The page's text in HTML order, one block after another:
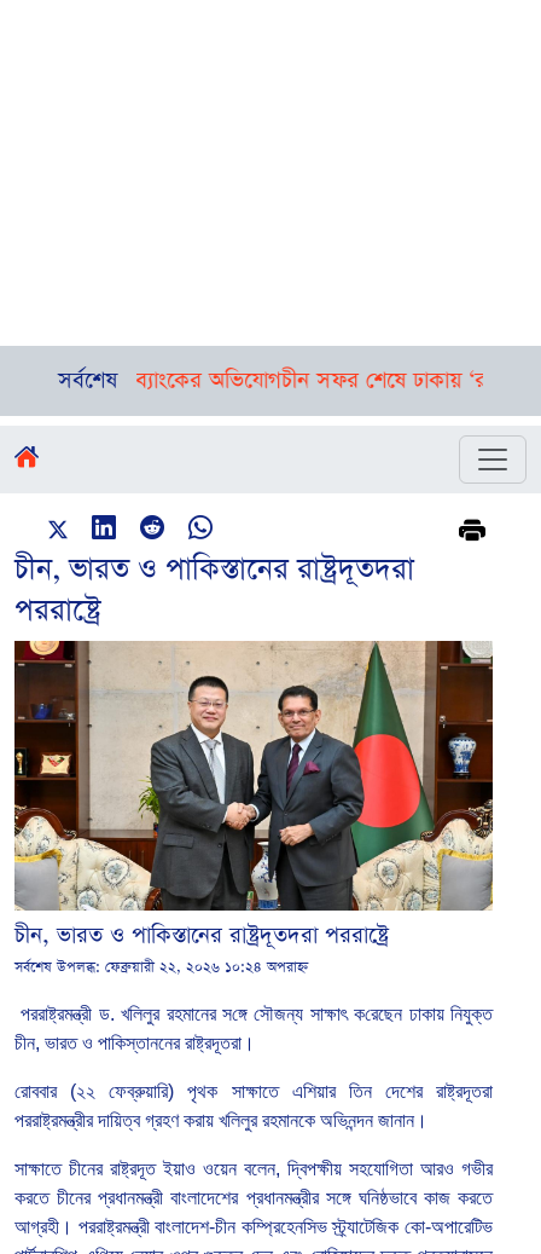
সর্বশেষ
ব্যাংকের অভিযোগচীন সফর শেষে ঢাকায় ‘র’ প্রধান পরাগ
চীন, ভারত ও পাকিস্তানের রাষ্ট্রদূতদরা
পররাষ্ট্রে
চীন, ভারত ও পাকিস্তানের রাষ্ট্রদূতদরা পররাষ্ট্রে
সর্বশেষ উপলব্ধ: ফেব্রুয়ারী ২২, ২০২৬ ১০:২৪ অপরাহ্ন
পররাষ্ট্রমন্ত্রী ড. খলিলুর রহমানের স‌ঙ্গে সৌজন্য সাক্ষাৎ ক‌রেছেন ঢাকায় নিযুক্ত
চীন, ভারত ও পাকিস্তাননের রাষ্ট্রদূতরা।
রোববার (২২ ফেব্রুয়া‌রি) পৃথক সাক্ষাতে এশিয়ার তিন দেশের রাষ্ট্রদূতরা
পররাষ্ট্রমন্ত্রীর দায়িত্ব গ্রহণ করায় খলিলুর রহমানকে অভিনন্দন জানান।
সাক্ষাতে চীনের রাষ্ট্রদূত ইয়াও ওয়েন বলেন, দ্বিপক্ষীয় সহযোগিতা আরও গভীর
করতে চীনের প্রধানমন্ত্রী বাংলাদেশের প্রধানমন্ত্রীর সঙ্গে ঘনিষ্ঠভাবে কাজ করতে
আগ্রহী। পররাষ্ট্রমন্ত্রী বাংলাদেশ-চীন কম্প্রিহেনসিভ স্ট্র্যাটেজিক কো-অপারেটিভ